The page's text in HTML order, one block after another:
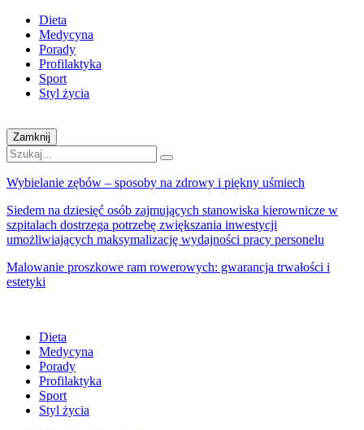
Dieta
Medycyna
Porady
Profilaktyka
Sport
Styl życia
Zamknij
Wybielanie zębów – sposoby na zdrowy i piękny uśmiech
Siedem na dziesięć osób zajmujących stanowiska kierownicze w
szpitalach dostrzega potrzebę zwiększania inwestycji
umożliwiających maksymalizację wydajności pracy personelu
Malowanie proszkowe ram rowerowych: gwarancja trwałości i
estetyki
Dieta
Medycyna
Porady
Profilaktyka
Sport
Styl życia